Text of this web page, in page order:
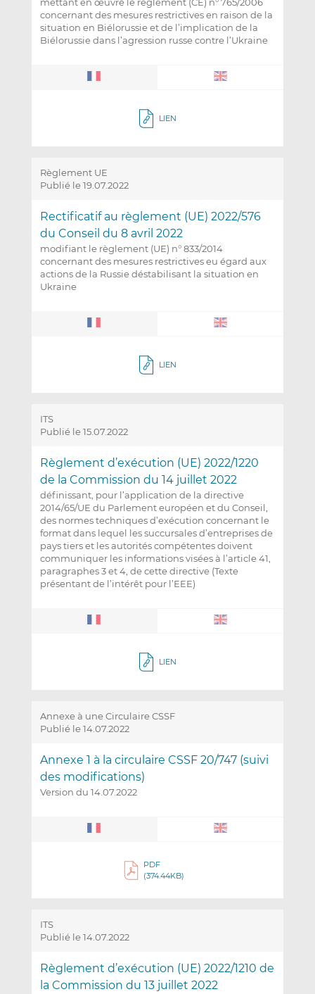
mettant en œuvre le règlement (CE) n° 765/2006
concernant des mesures restrictives en raison de la
situation en Biélorussie et de l’implication de la
Biélorussie dans l’agression russe contre l’Ukraine
LIEN
Règlement UE
Publié le 19.07.2022
Rectificatif au règlement (UE) 2022/576
du Conseil du 8 avril 2022
modifiant le règlement (UE) n° 833/2014
concernant des mesures restrictives eu égard aux
actions de la Russie déstabilisant la situation en
Ukraine
LIEN
ITS
Publié le 15.07.2022
Règlement d’exécution (UE) 2022/1220
de la Commission du 14 juillet 2022
définissant, pour l’application de la directive
2014/65/UE du Parlement européen et du Conseil,
des normes techniques d’exécution concernant le
format dans lequel les succursales d’entreprises de
pays tiers et les autorités compétentes doivent
communiquer les informations visées à l’article 41,
paragraphes 3 et 4, de cette directive (Texte
présentant de l’intérêt pour l’EEE)
LIEN
Annexe à une Circulaire CSSF
Publié le 14.07.2022
Annexe 1 à la circulaire CSSF 20/747 (suivi
des modifications)
Version du 14.07.2022
PDF
(374.44KB)
ITS
Publié le 14.07.2022
Règlement d’exécution (UE) 2022/1210 de
la Commission du 13 juillet 2022